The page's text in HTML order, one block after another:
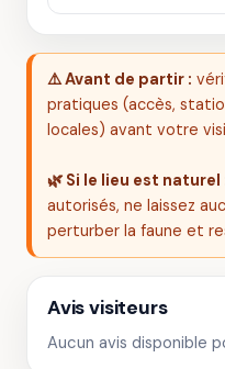
⚠️ Avant de partir :
pratiques (accès,
locales) avant votre
🌿 Si le lieu est naturel
autorisés, ne laissez
perturber la faune et
Avis visiteurs
Aucun avis disponible